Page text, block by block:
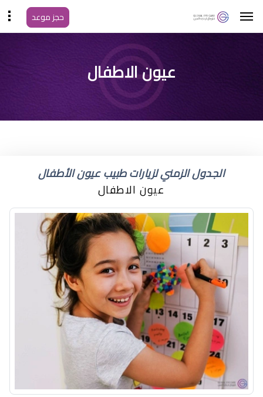
حجز موعد
لون عيون الطفل بعد
الولادة
عيون الاطفال
الجدول الزمني لزيارات طبيب عيون الأطفال
عيون الاطفال